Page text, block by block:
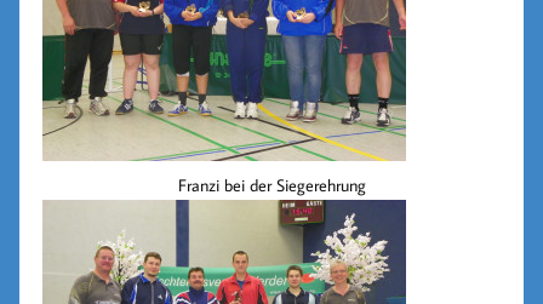
Franzi bei der Siegerehrung